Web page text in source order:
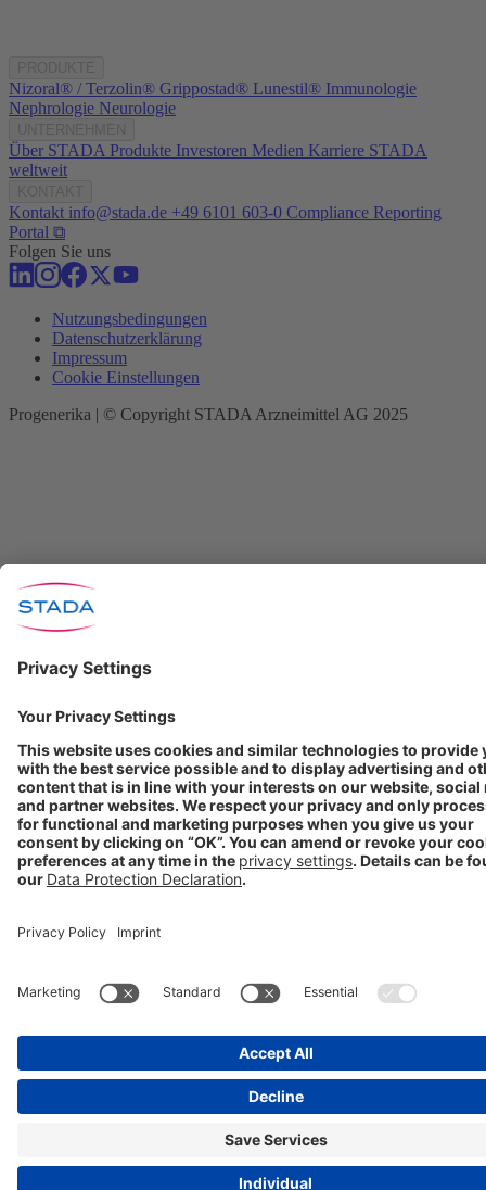
Nizoral® / Terzolin® Grippostad® Lunestil® Immunologie
Nephrologie Neurologie
Über STADA Produkte Investoren Medien Karriere STADA
weltweit
Kontakt info@stada.de +49 6101 603-0 Compliance Reporting
Portal ⧉
Folgen Sie uns
Nutzungsbedingungen
Datenschutzerklärung
Impressum
Cookie Einstellungen
Progenerika | © Copyright STADA Arzneimittel AG 2025